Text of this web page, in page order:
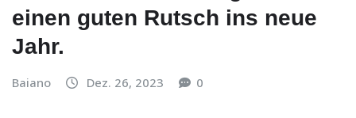
einen guten Rutsch ins neue
Jahr.
Baiano Dez. 26, 2023 0